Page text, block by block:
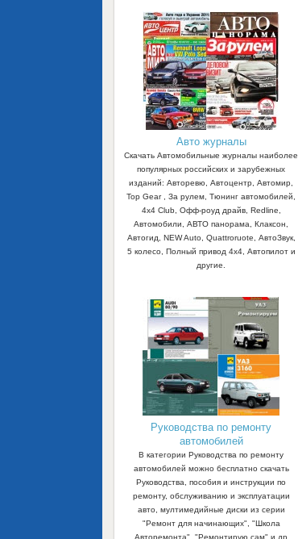
Авто журналы
Скачать Автомобильные журналы наиболее
популярных российских и зарубежных
изданий: Авторевю, Автоцентр, Автомир,
Top Gear , За рулем, Тюнинг автомобилей,
4x4 Club, Офф-роуд драйв, Redline,
Автомобили, АВТО панорама, Клаксон,
Автогид, NEW Auto, Quattroruote, АвтоЗвук,
5 колесо, Полный привод 4х4, Автопилот и
другие.
Руководства по ремонту
автомобилей
В категории Руководства по ремонту
автомобилей можно бесплатно скачать
Руководства, пособия и инструкции по
ремонту, обслуживанию и эксплуатации
авто, мултимедийные диски из серии
"Ремонт для начинающих", "Школа
Авторемонта", "Ремонтирую сам" и др